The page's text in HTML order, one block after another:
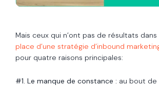
Mais ceux qui n’ont pas de résultats dans
place d’une stratégie d’inbound
pour quatre raisons principales:
#1. Le manque de constance : au bout de